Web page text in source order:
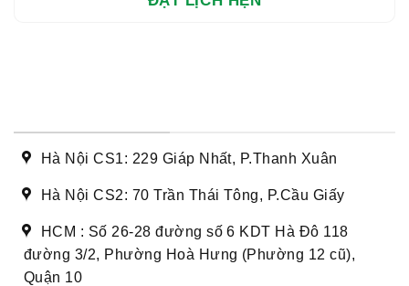
Hà Nội CS1: 229 Giáp Nhất, P.Thanh Xuân
Hà Nội CS2: 70 Trần Thái Tông, P.Cầu Giấy
HCM : Số 26-28 đường số 6 KDT Hà Đô 118
đường 3/2, Phường Hoà Hưng (Phường 12 cũ),
Quận 10